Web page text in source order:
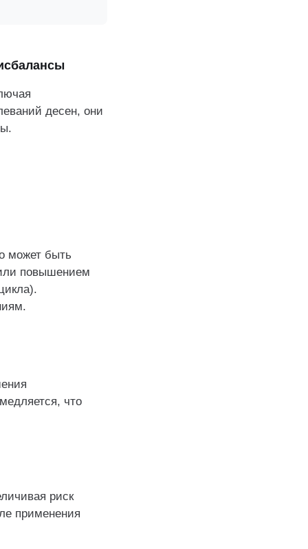
десен, они
может быть
повышением
что
риск
применения